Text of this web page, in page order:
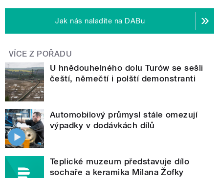
Jak nás naladíte na DABu
VÍCE Z POŘADU
U hnědouhelného dolu Turów se sešli
čeští, němečtí i polští demonstranti
Automobilový průmysl stále omezují
výpadky v dodávkách dílů
Teplické muzeum představuje dílo
sochaře a keramika Milana Žofky